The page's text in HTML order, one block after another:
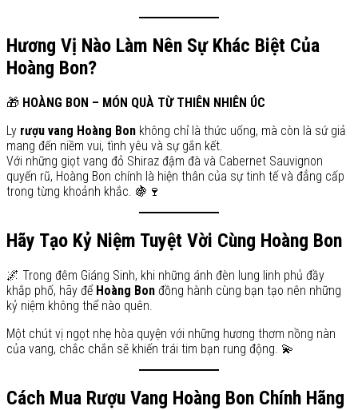
Hương Vị Nào Làm Nên Sự Khác Biệt Của
Hoàng Bon?
🎁 HOÀNG BON – MÓN QUÀ TỪ THIÊN NHIÊN ÚC
Ly rượu vang Hoàng Bon không chỉ là thức uống, mà còn là sứ giả
mang đến niềm vui, tình yêu và sự gắn kết.
Với những giọt vang đỏ Shiraz đậm đà và Cabernet Sauvignon
quyến rũ, Hoàng Bon chính là hiện thân của sự tinh tế và đẳng cấp
trong từng khoảnh khắc. 🍇🍷
Hãy Tạo Kỷ Niệm Tuyệt Vời Cùng Hoàng Bon
🌌 Trong đêm Giáng Sinh, khi những ánh đèn lung linh phủ đầy
khắp phố, hãy để Hoàng Bon đồng hành cùng bạn tạo nên những
kỷ niệm không thể nào quên.
Một chút vị ngọt nhẹ hòa quyện với những hương thơm nồng nàn
của vang, chắc chắn sẽ khiến trái tim bạn rung động. 💫
Cách Mua Rượu Vang Hoàng Bon Chính Hãng